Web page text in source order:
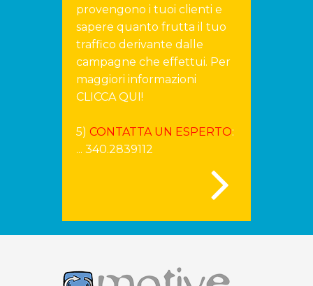
provengono i tuoi clienti e
sapere quanto frutta il tuo
traffico derivante dalle
campagne che effettui. Per
maggiori informazioni
CLICCA QUI!
5) CONTATTA UN ESPERTO:
... 340.2839112